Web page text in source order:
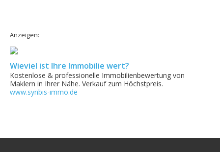
Anzeigen:
Wieviel ist Ihre Immobilie wert?
Kostenlose & professionelle Immobilienbewertung von
Maklern in Ihrer Nähe. Verkauf zum Höchstpreis.
www.synbis-immo.de